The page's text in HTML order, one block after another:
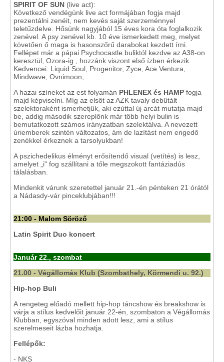
SPIRIT OF SUN (live act):
Következő vendégünk live act formájában fogja majd
prezentálni zenéit, nem kevés saját szerzeménnyel
teletűzdelve. Hősünk nagyjából 15 éves kora óta foglalkozik
zenével. A psy zenével kb. 10 éve ismerkedett meg, melyet
követően ő maga is hasonszőrű darabokat kezdett írni.
Fellépet már a pápai Psychocastle buliktól kezdve az A38-on
keresztül, Ozora-ig , hozzánk viszont első ízben érkezik.
Kedvencei: Liquid Soul, Progenitor, Zyce, Ace Ventura,
Mindwave, Ovnimoon,...
A hazai színeket az est folyamán PHLENEX és HAMP fogja
majd képviselni. Míg az elsőt az AZK tavaly debütált
szelektoraként ismerhetjük, aki ezúttal új arcát mutatja majd
be, addig második szereplőnk már több helyi bulin is
bemutatkozott számos irányzatban szelektálva. A nevezett
úriemberek szintén változatos, ám de lazítást nem engedő
zenékkel érkeznek a tarsolyukban!
A pszichedelikus élményt erősítendő visual (vetítés) is lesz,
amelyet „i" fog szállítani a tőle megszokott fantáziadús
tálalásban.
Mindenkit várunk szeretettel január 21.-én pénteken 21 órától
a Nádasdy-vár pinceklubjában!!!
21:00 - Malom Söröző
Latin Spirit Duo koncert
Január 22., szombat
21.00 - Végállomás Klub (Szombathely, Körmendi u. 92.)
Hip-hop Buli
A rengeteg előadó mellett hip-hop táncshow és breakshow is
várja a stílus kedvelőit január 22-én, szombaton a Végállomás
Klubban, egyszóval minden adott lesz, ami a stílus
szerelmeseit lázba hozhatja.
Fellépők:
- NKS